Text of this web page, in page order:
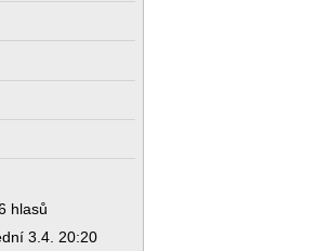
hlasů
3.4. 20:20